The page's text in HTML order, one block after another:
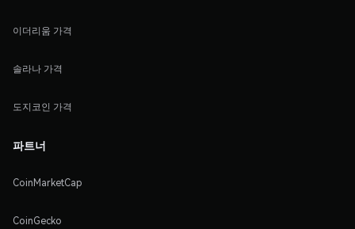
이더리움 가격
솔라나 가격
도지코인 가격
파트너
CoinMarketCap
CoinGecko